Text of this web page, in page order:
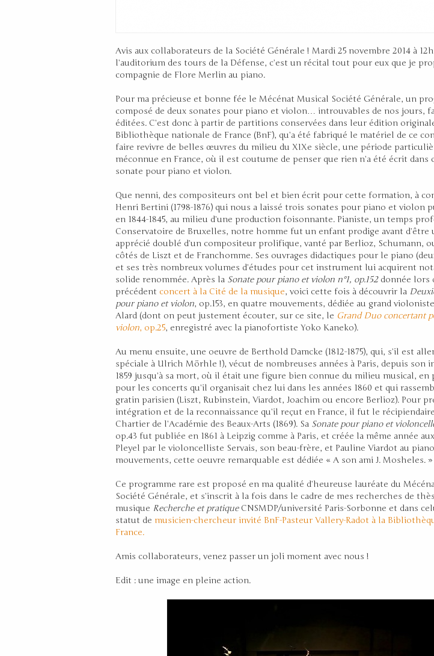
Avis aux collaborateurs de la Société Générale ! Mardi 25 novembre 2014 à
l’auditorium des tours de la Défense, c’est un récital tout pour eux que je
compagnie de Flore Merlin au piano.
Pour ma précieuse et bonne fée le Mécénat Musical Société Générale, un
composé de deux sonates pour piano et violon… introuvables de nos jours,
éditées. C’est donc à partir de partitions conservées dans leur édition
Bibliothèque nationale de France (BnF), qu’a été fabriqué le matériel de ce
faire revivre de belles œuvres du milieu du XIXe siècle, une période
méconnue en France, où il est coutume de penser que rien n’a été écrit dans
sonate pour piano et violon.
Que nenni, des compositeurs ont bel et bien écrit pour cette formation, à
Henri Bertini (1798-1876) qui nous a laissé trois sonates pour piano et violon
en 1844-1845, au milieu d’une production foisonnante. Pianiste, un temps
Conservatoire de Bruxelles, notre homme fut un enfant prodige avant d’être
apprécié doublé d’un compositeur prolifique, vanté par Berlioz, Schumann,
côtés de Liszt et de Franchomme. Ses ouvrages didactiques pour le piano
et ses très nombreux volumes d’études pour cet instrument lui acquirent
solide renommée. Après la Sonate pour piano et violon n°1, op.152 donnée lors
précédent concert à la Cité de la musique, voici cette fois à découvrir la
pour piano et violon, op.153, en quatre mouvements, dédiée au grand
Alard (dont on peut justement écouter, sur ce site, le Grand Duo concertant
violon, op.25, enregistré avec la pianofortiste Yoko Kaneko).
Au menu ensuite, une oeuvre de Berthold Damcke (1812-1875), qui, s’il est
spéciale à Ulrich Mörhle !), vécut de nombreuses années à Paris, depuis son
1859 jusqu’à sa mort, où il était une figure bien connue du milieu musical,
pour les concerts qu’il organisait chez lui dans les années 1860 et qui
gratin parisien (Liszt, Rubinstein, Viardot, Joachim ou encore Berlioz). Pour
intégration et de la reconnaissance qu’il reçut en France, il fut le
Chartier de l’Académie des Beaux-Arts (1869). Sa Sonate pour piano et
op.43 fut publiée en 1861 à Leipzig comme à Paris, et créée la même année
Pleyel par le violoncelliste Servais, son beau-frère, et Pauline Viardot au
mouvements, cette oeuvre remarquable est dédiée « A son ami J. Mosheles. »
Ce programme rare est proposé en ma qualité d’heureuse lauréate du
Société Générale, et s’inscrit à la fois dans le cadre de mes recherches de
musique Recherche et pratiqueCNSMDP/université Paris-Sorbonne et dans
statut de musicien-chercheur invité BnF-Pasteur Vallery-Radot à la
France.
Amis collaborateurs, venez passer un joli moment avec nous !
Edit : une image en pleine action.